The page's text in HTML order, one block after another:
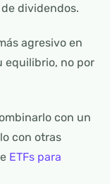
dividendos.
agresivo en
equilibrio, no por
con un
con otras
ETFs para